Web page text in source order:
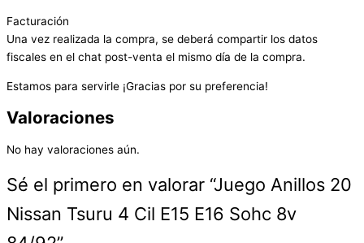
Facturación
Una vez realizada la compra, se deberá compartir los datos
fiscales en el chat post-venta el mismo día de la compra.
Estamos para servirle ¡Gracias por su preferencia!
Valoraciones
No hay valoraciones aún.
Sé el primero en valorar “Juego Anillos 20
Nissan Tsuru 4 Cil E15 E16 Sohc 8v